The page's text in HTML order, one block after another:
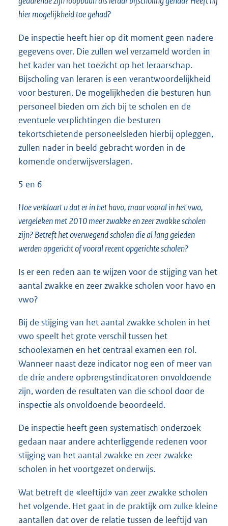
hier mogelijkheid toe gehad?
De inspectie heeft hier op dit moment geen nadere
gegevens over. Die zullen wel verzameld worden in
het kader van het toezicht op het leraarschap.
Bijscholing van leraren is een verantwoordelijkheid
voor besturen. De mogelijkheden die besturen hun
personeel bieden om zich bij te scholen en de
eventuele verplichtingen die besturen
tekortschietende personeelsleden hierbij opleggen,
zullen nader in beeld gebracht worden in de
komende onderwijsverslagen.
5 en 6
Hoe verklaart u dat er in het havo, maar vooral in het vwo,
vergeleken met 2010 meer zwakke en zeer zwakke scholen
zijn? Betreft het overwegend scholen die al lang geleden
werden opgericht of vooral recent opgerichte scholen?
Is er een reden aan te wijzen voor de stijging van het
aantal zwakke en zeer zwakke scholen voor havo en
vwo?
Bij de stijging van het aantal zwakke scholen in het
vwo speelt het grote verschil tussen het
schoolexamen en het centraal examen een rol.
Wanneer naast deze indicator nog een of meer van
de drie andere opbrengstindicatoren onvoldoende
zijn, worden de resultaten van die school door de
inspectie als onvoldoende beoordeeld.
De inspectie heeft geen systematisch onderzoek
gedaan naar andere achterliggende redenen voor
stijging van het aantal zwakke en zeer zwakke
scholen in het voortgezet onderwijs.
Wat betreft de «leeftijd» van zeer zwakke scholen
het volgende. Het gaat in de praktijk om zulke kleine
aantallen dat over de relatie tussen de leeftijd van